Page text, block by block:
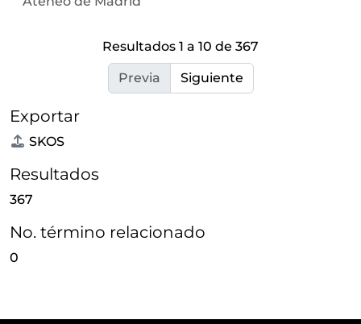
Resultados 1 a 10 de 367
Previa Siguiente
Exportar
SKOS
Resultados
367
No. término relacionado
0